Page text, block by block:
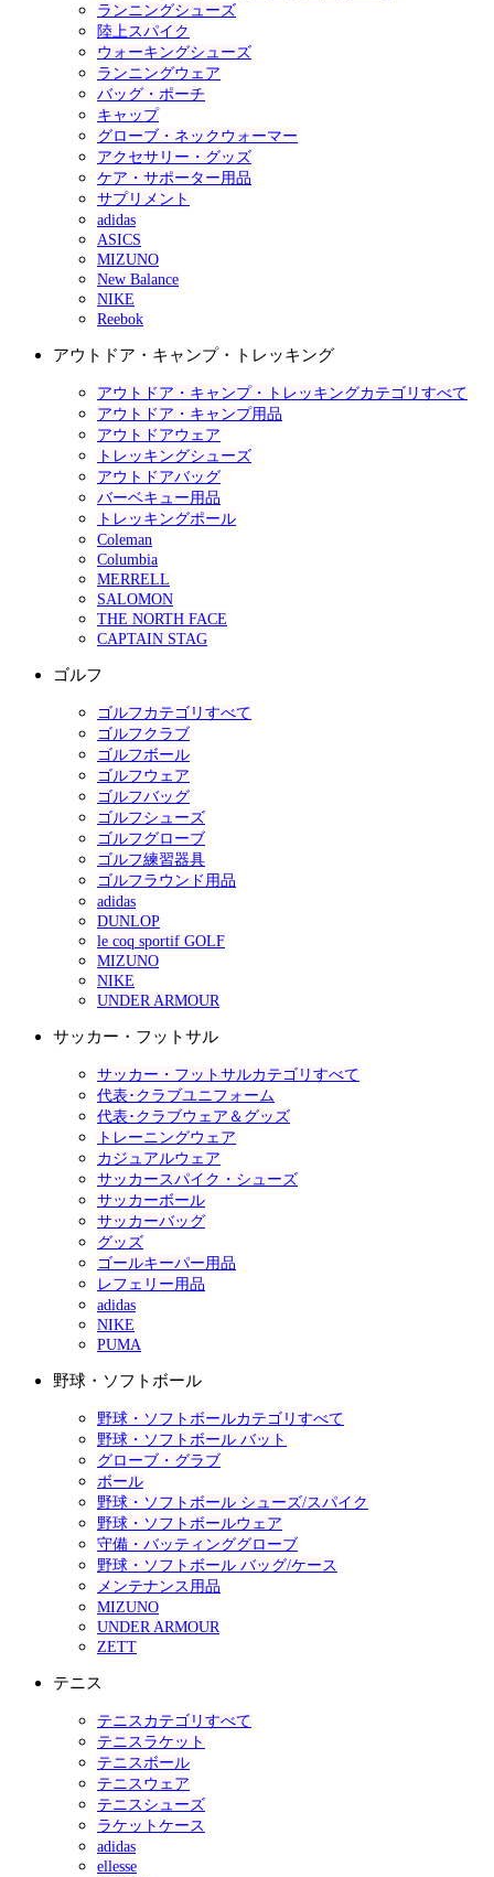
ランニングシューズ
陸上スパイク
ウォーキングシューズ
ランニングウェア
バッグ・ポーチ
キャップ
グローブ・ネックウォーマー
アクセサリー・グッズ
ケア・サポーター用品
サプリメント
adidas
ASICS
MIZUNO
New Balance
NIKE
Reebok
アウトドア・キャンプ・トレッキング
アウトドア・キャンプ・トレッキングカテゴリすべて
アウトドア・キャンプ用品
アウトドアウェア
トレッキングシューズ
アウトドアバッグ
バーベキュー用品
トレッキングポール
Coleman
Columbia
MERRELL
SALOMON
THE NORTH FACE
CAPTAIN STAG
ゴルフ
ゴルフカテゴリすべて
ゴルフクラブ
ゴルフボール
ゴルフウェア
ゴルフバッグ
ゴルフシューズ
ゴルフグローブ
ゴルフ練習器具
ゴルフラウンド用品
adidas
DUNLOP
le coq sportif GOLF
MIZUNO
NIKE
UNDER ARMOUR
サッカー・フットサル
サッカー・フットサルカテゴリすべて
代表･クラブユニフォーム
代表･クラブウェア＆グッズ
トレーニングウェア
カジュアルウェア
サッカースパイク・シューズ
サッカーボール
サッカーバッグ
グッズ
ゴールキーパー用品
レフェリー用品
adidas
NIKE
PUMA
野球・ソフトボール
野球・ソフトボールカテゴリすべて
野球・ソフトボール バット
グローブ・グラブ
ボール
野球・ソフトボール シューズ/スパイク
野球・ソフトボールウェア
守備・バッティンググローブ
野球・ソフトボール バッグ/ケース
メンテナンス用品
MIZUNO
UNDER ARMOUR
ZETT
テニス
テニスカテゴリすべて
テニスラケット
テニスボール
テニスウェア
テニスシューズ
ラケットケース
adidas
ellesse